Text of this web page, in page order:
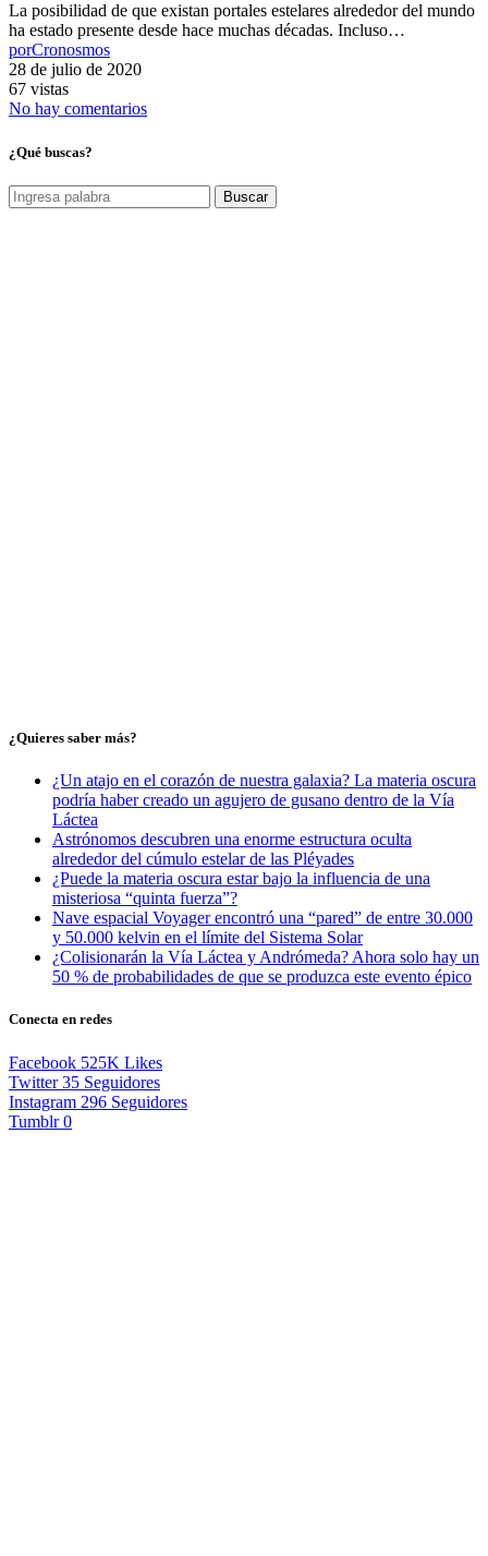
La posibilidad de que existan portales estelares alrededor del mundo
ha estado presente desde hace muchas décadas. Incluso…
porCronosmos
28 de julio de 2020
67 vistas
No hay comentarios
¿Qué buscas?
Buscar
¿Quieres saber más?
¿Un atajo en el corazón de nuestra galaxia? La materia oscura
podría haber creado un agujero de gusano dentro de la Vía
Láctea
Astrónomos descubren una enorme estructura oculta
alrededor del cúmulo estelar de las Pléyades
¿Puede la materia oscura estar bajo la influencia de una
misteriosa “quinta fuerza”?
Nave espacial Voyager encontró una “pared” de entre 30.000
y 50.000 kelvin en el límite del Sistema Solar
¿Colisionarán la Vía Láctea y Andrómeda? Ahora solo hay un
50 % de probabilidades de que se produzca este evento épico
Conecta en redes
Facebook 525K Likes
Twitter 35 Seguidores
Instagram 296 Seguidores
Tumblr 0